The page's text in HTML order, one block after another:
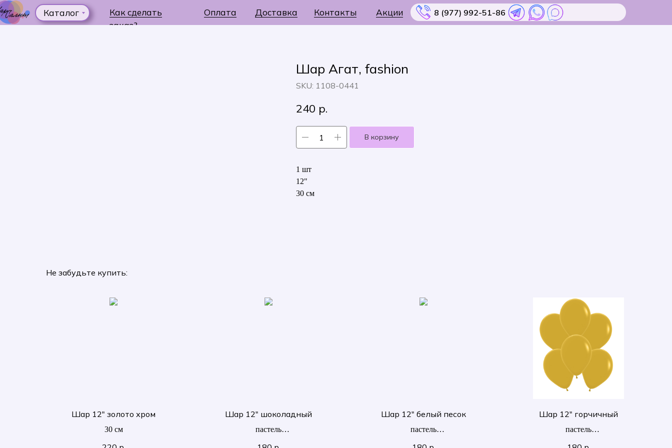
Доставка
Как сделать
заказ?
Оплата Акции
Контакты 8 (977) 992-51-86
Каталог
Шар Агат, fashion
SKU: 1108-0441
240 р.
В корзину
1 шт
12"
30 см
Не забудьте купить:
Шар 12" золото хром
30 см
Шар 12" шоколадный
пастель
Шар 12" белый песок
пастель
Шар 12" горчичный
пастель